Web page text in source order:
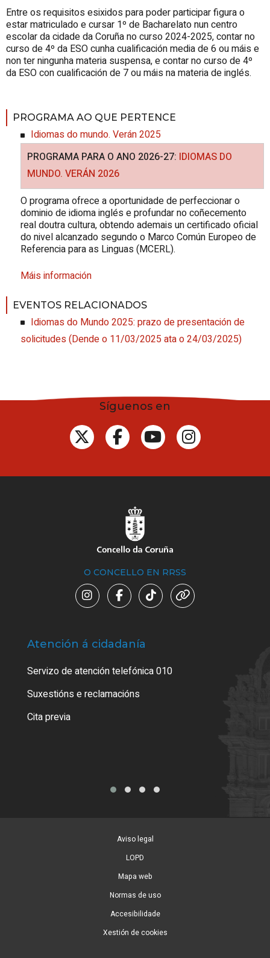
Entre os requisitos esixidos para poder participar figura o
estar matriculado e cursar 1º de Bacharelato nun centro
escolar da cidade da Coruña no curso 2024-2025, contar no
curso de 4º da ESO cunha cualificación media de 6 ou máis e
non ter ningunha materia suspensa, e contar no curso de 4º
da ESO con cualificación de 7 ou máis na materia de inglés.
PROGRAMA AO QUE PERTENCE
Idiomas do mundo. Verán 2025
PROGRAMA PARA O ANO 2026-27: IDIOMAS DO
MUNDO. VERÁN 2026
O programa ofrece a oportunidade de perfeccionar o
dominio de idioma inglés e profundar no coñecemento
real doutra cultura, obtendo ademais un certificado oficial
do nivel alcanzado segundo o Marco Común Europeo de
Referencia para as Linguas (MCERL).
Máis información
EVENTOS RELACIONADOS
Idiomas do Mundo 2025: prazo de presentación de
solicitudes(Dende o 11/03/2025 ata o 24/03/2025)
Síguenos en
O CONCELLO EN RRSS
Atención á cidadanía
Servizo de atención telefónica 010
Suxestións e reclamacións
Cita previa
Aviso legal
LOPD
Mapa web
Normas de uso
Accesibilidade
Xestión de cookies